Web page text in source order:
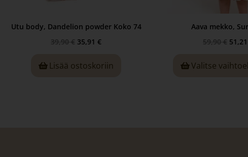
Utu body, Dandelion powder Koko 74
39,90 € 35,91 €
Lisää ostoskoriin
Aava mekko,
59,90 € 51,21
Valitse